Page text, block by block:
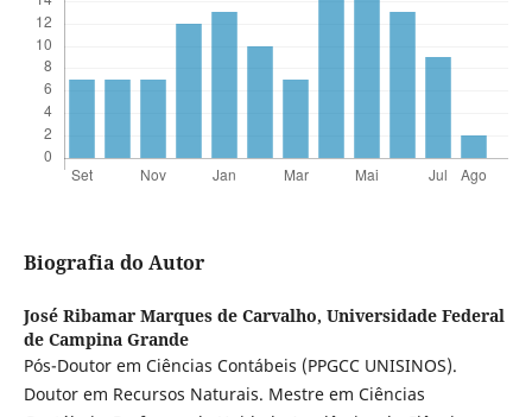
Biografia do Autor
José Ribamar Marques de Carvalho, Universidade Federal
de Campina Grande
Pós-Doutor em Ciências Contábeis (PPGCC UNISINOS).
Doutor em Recursos Naturais. Mestre em Ciências